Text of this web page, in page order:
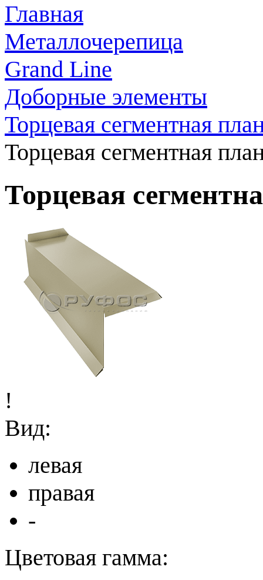
Главная
Металлочерепица
Grand Line
Доборные элементы
Торцевая сегментная
Торцевая сегментная
Торцевая
!
Вид:
левая
правая
-
Цветовая гамма: